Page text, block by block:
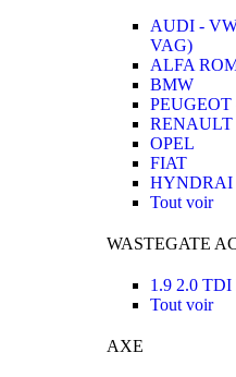
AUDI -
VAG)
ALFA
BMW
OPEL
FIAT
HYNDRAI
Tout voir
WASTEGATE
1.9 2.0
Tout voir
AXE